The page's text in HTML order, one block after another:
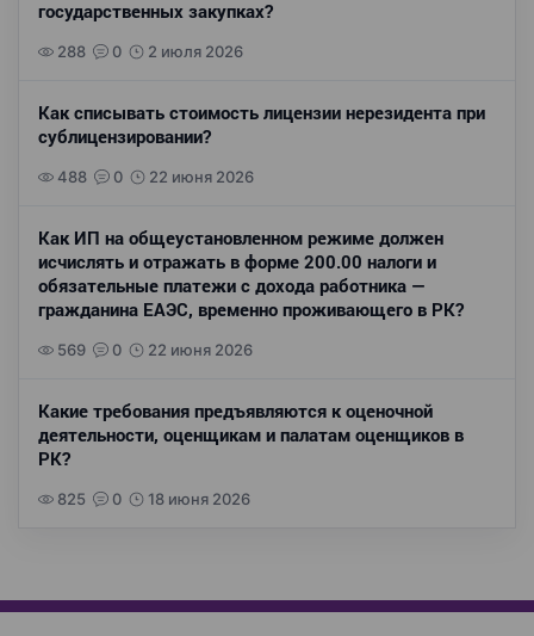
государственных закупках?
288 0 2 июля 2026
Как списывать стоимость лицензии нерезидента при
сублицензировании?
488 0 22 июня 2026
Как ИП на общеустановленном режиме должен
исчислять и отражать в форме 200.00 налоги и
обязательные платежи с дохода работника —
гражданина ЕАЭС, временно проживающего в РК?
569 0 22 июня 2026
Какие требования предъявляются к оценочной
деятельности, оценщикам и палатам оценщиков в
РК?
825 0 18 июня 2026